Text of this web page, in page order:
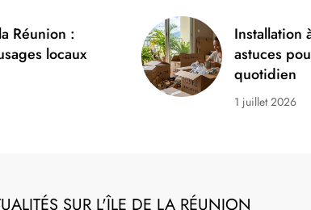
EXPATRIATION
Installation à La
astuces pour